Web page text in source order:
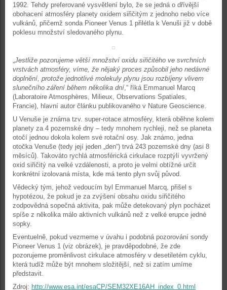
1992. Tehdy preferované vysvětlení bylo, že se jedná o dřívější
obohacení atmosféry planety oxidem siřičitým z jednoho nebo více
vulkánů, přičemž sonda Pioneer Venus 1 přilétla k Venuši již v době
poklesu množství sledovaného plynu.
„Jestliže pozorujeme větší množství oxidu siřičitého ve svrchních
vrstvách atmosféry, víme, že nějaký proces způsobil jeho nedávné
doplnění, protože jednotlivé molekuly plynu jsou rozbíjeny vlivem
slunečního záření během několika dní,“ říká Emmanuel Marcq
(Laboratoire Atmosphères, Milieux, Observations Spatiales,
Francie), hlavní autor článku publikovaného v Nature Geoscience.
U Venuše je známa tzv. super-rotace atmosféry, která oběhne kolem
planety za 4 pozemské dny – tedy mnohem rychleji, než se planeta
otočí jednou dokola kolem své rotační osy. Jak známo, jedna
otočka Venuše (tedy její jeden „den“) trvá 243 pozemské dny (asi 8
měsíců). Takováto rychlá atmosférická cirkulace rozptýlí vyvržený
oxid siřičitý na velké vzdálenosti, a proto je velmi obtížné určit
konkrétní izolovaná místa, kde má tento plyn svůj původ.
Vědecký tým, jehož vedoucím byl Emmanuel Marcq, přišel s
hypotézou, že pokud je za zvýšení obsahu oxidu siřičitého
zodpovědná sopečná aktivita, pak může detekovaný plyn pocházet
spíše z několika málo aktivních vulkánů než z velké erupce jedné
sopky.
Eventuelně, pokud vezmeme v úvahu i podobná pozorování sondy
Pioneer Venus 1 (viz obrázek), je pravděpodobné, že zde
pozorujeme proměnlivost cirkulace atmosféry v desetiletém cyklu,
která tudíž může být mnohem složitější, než si zatím umíme
představit.
Zdroj: http://www.esa.int/esaCP/SEM32XE16AH_index_0.html